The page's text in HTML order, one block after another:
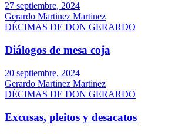
27 septiembre, 2024
Gerardo Martinez Martinez
DÉCIMAS DE DON GERARDO
Diálogos de mesa coja
20 septiembre, 2024
Gerardo Martinez Martinez
DÉCIMAS DE DON GERARDO
Excusas, pleitos y desacatos